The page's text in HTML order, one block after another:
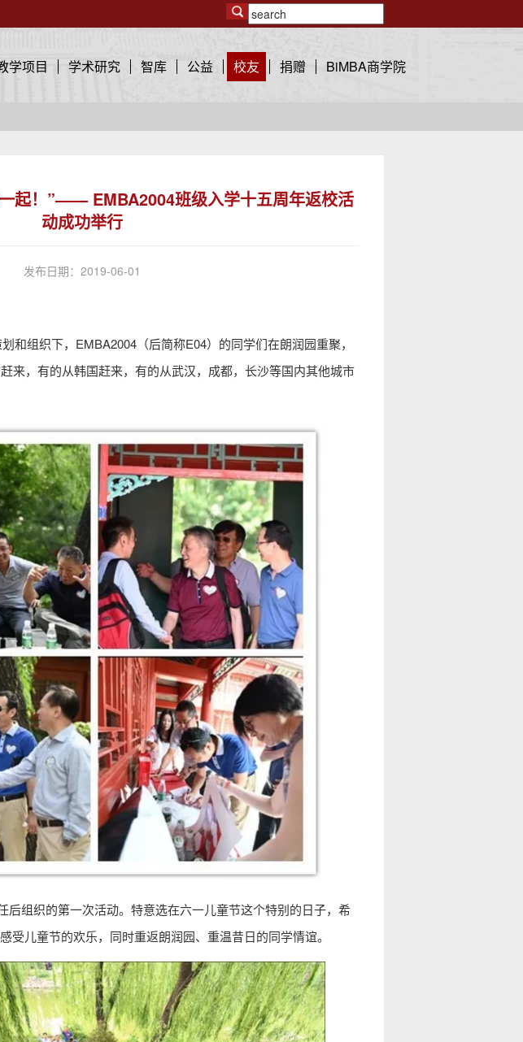
学项目 学术研究 智库 公益 校友 捐赠 BiMBA商学院
一起！”—— EMBA2004班级入学十五周年返校活
动成功举行
发布日期：2019-06-01
组织下，EMBA2004（后简称E04）的同学们在朗润园重聚，
来，有的从韩国赶来，有的从武汉，成都，长沙等国内其他城市
组织的第一次活动。特意选在六一儿童节这个特别的日子，希
受儿童节的欢乐，同时重返朗润园、重温昔日的同学情谊。